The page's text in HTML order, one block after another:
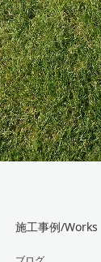
施工事例/Works